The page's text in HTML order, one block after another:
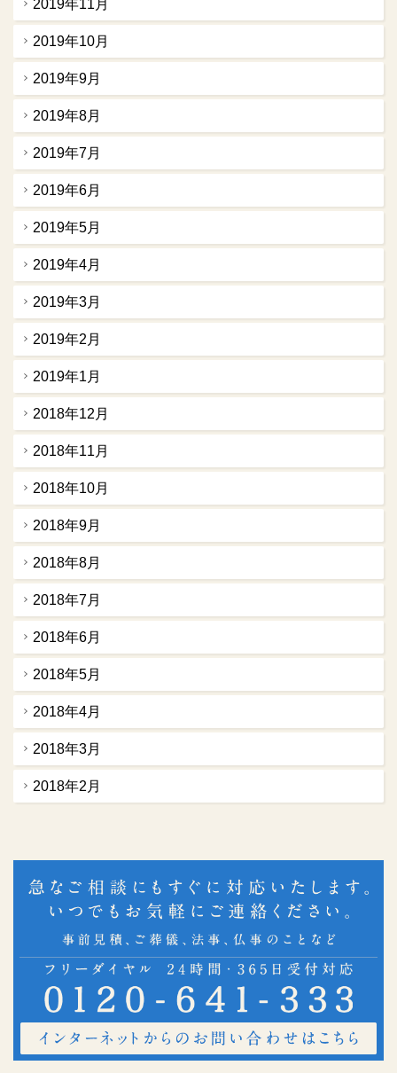
2019年11月
2019年10月
2019年9月
2019年8月
2019年7月
2019年6月
2019年5月
2019年4月
2019年3月
2019年2月
2019年1月
2018年12月
2018年11月
2018年10月
2018年9月
2018年8月
2018年7月
2018年6月
2018年5月
2018年4月
2018年3月
2018年2月